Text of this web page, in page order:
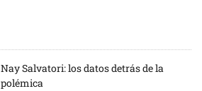
Nay Salvatori: los datos detrás de la
polémica